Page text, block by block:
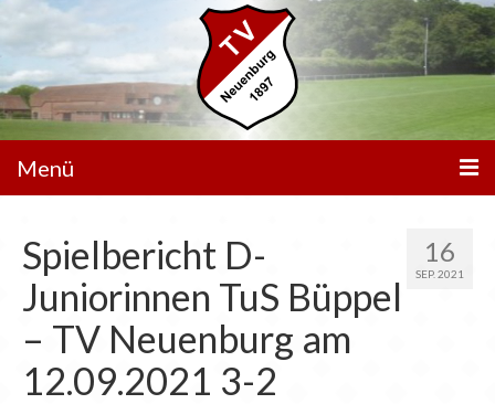
Menü
Spielbetrieb
Mannschaften
Walking Football
16
SEP. 2021
Spielbericht D-
Juniorinnen TuS Büppel
– TV Neuenburg am
12.09.2021 3-2